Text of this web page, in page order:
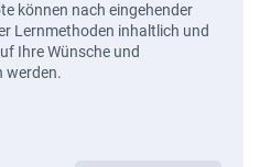
können nach eingehender
Lernmethoden inhaltlich und
Ihre Wünsche und
werden.